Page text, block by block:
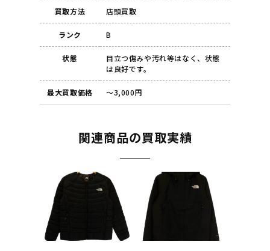
買取方法 店頭買取
ランク B
状態
目立つ傷みや汚れ等はなく、状態
は良好です。
最大買取価格 ～3,000円
関連商品の買取実績